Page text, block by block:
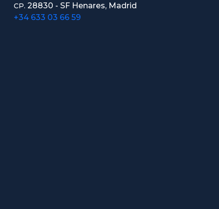
CP. 28830 - SF Henares, Madrid
+34 633 03 66 59